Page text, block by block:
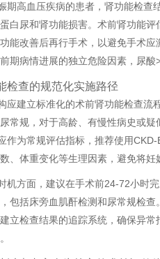
期高血压疾病的患者，肾功能检查
白尿和肾功能损害。术前肾功能
能改善后再行手术，以避免手术
期病情进展的独立危险因素，尿
检查的规范化实施路径
应建立标准化的术前肾功能检查
常规，对于高龄、有慢性病史或
作为常规评估指标，推荐使用
、体重变化等生理因素，避免将妊
机方面，建议在手术前24-72小时
包括床旁血肌酐检测和尿常规检
立检查结果的追踪系统，确保异